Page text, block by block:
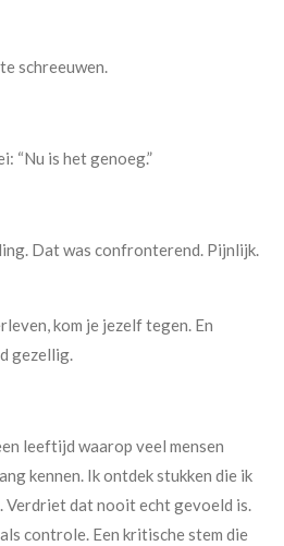
schreeuwen.
“Nu is het genoeg.”
Dat was confronterend. Pijnlijk.
kom je jezelf tegen. En
gezellig.
leeftijd waarop veel mensen
kennen. Ik ontdek stukken die ik
Verdriet dat nooit echt gevoeld is.
controle. Een kritische stem die